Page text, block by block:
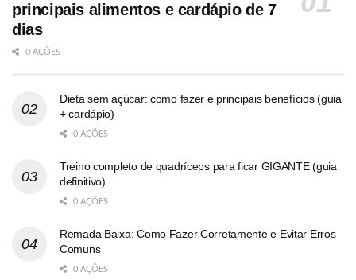
principais alimentos e cardápio de 7
dias
0 AÇÕES
Dieta sem açúcar: como fazer e principais benefícios (guia
+ cardápio)
0 AÇÕES
Treino completo de quadríceps para ficar GIGANTE (guia
definitivo)
0 AÇÕES
Remada Baixa: Como Fazer Corretamente e Evitar Erros
Comuns
0 AÇÕES